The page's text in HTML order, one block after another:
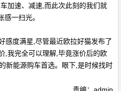
加速、减速,而此次此刻的我们就
感一扫光。
感度满星,尽管最近欧拉好猫发布了
,我完全可以理解,毕竟涨价后的欧
新能源购车首选。眼下,是时候找时